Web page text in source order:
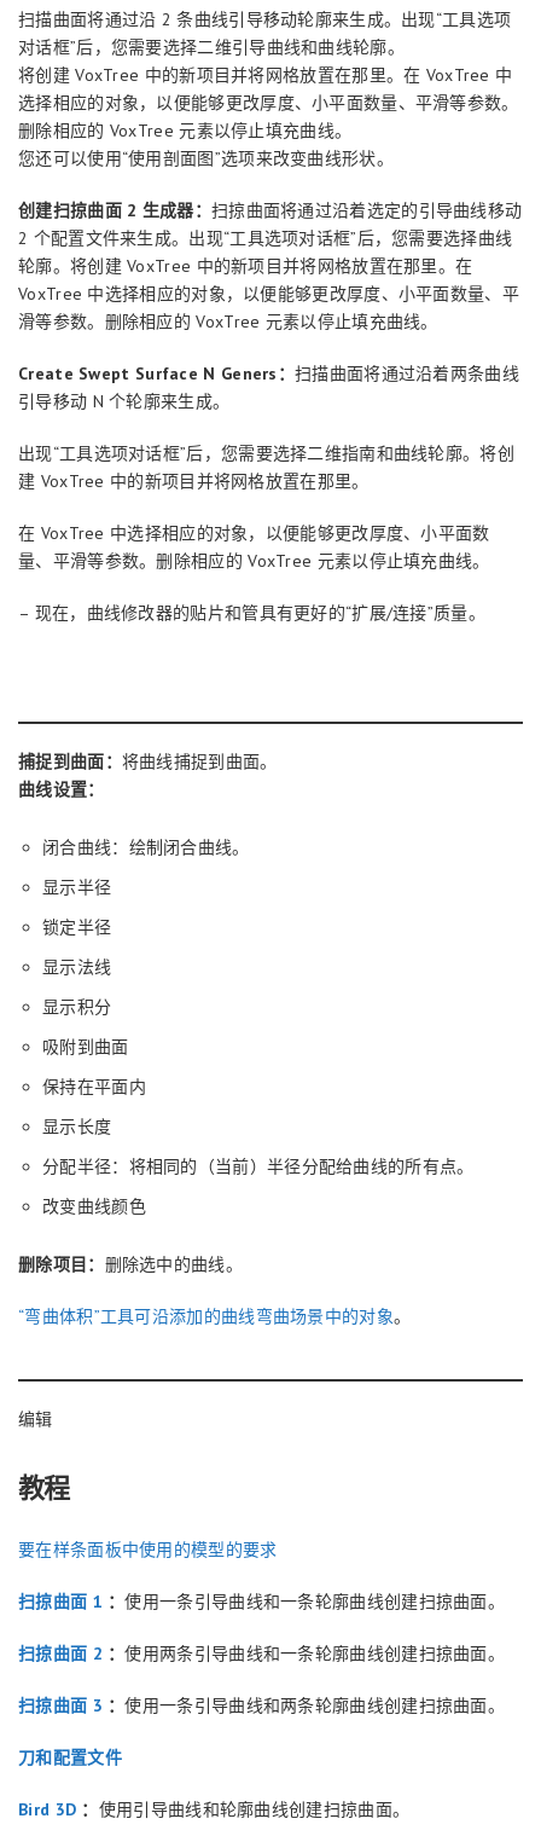
扫描曲面将通过沿 2 条曲线引导移动轮廓来生成。出现“工具选项
对话框”后，您需要选择二维引导曲线和曲线轮廓。
将创建 VoxTree 中的新项目并将网格放置在那里。在 VoxTree 中
选择相应的对象，以便能够更改厚度、小平面数量、平滑等参数。
删除相应的 VoxTree 元素以停止填充曲线。
您还可以使用“使用剖面图”选项来改变曲线形状。
创建扫掠曲面 2 生成器： 扫掠曲面将通过沿着选定的引导曲线移动
2 个配置文件来生成。出现“工具选项对话框”后，您需要选择曲线
轮廓。将创建 VoxTree 中的新项目并将网格放置在那里。在
VoxTree 中选择相应的对象，以便能够更改厚度、小平面数量、平
滑等参数。删除相应的 VoxTree 元素以停止填充曲线。
Create Swept Surface N Geners： 扫描曲面将通过沿着两条曲线
引导移动 N 个轮廓来生成。
出现“工具选项对话框”后，您需要选择二维指南和曲线轮廓。将创
建 VoxTree 中的新项目并将网格放置在那里。
在 VoxTree 中选择相应的对象，以便能够更改厚度、小平面数
量、平滑等参数。删除相应的 VoxTree 元素以停止填充曲线。
– 现在，曲线修改器的贴片和管具有更好的“扩展/连接”质量。
捕捉到曲面： 将曲线捕捉到曲面。
曲线设置：
闭合曲线：绘制闭合曲线。
显示半径
锁定半径
显示法线
显示积分
吸附到曲面
保持在平面内
显示长度
分配半径：将相同的（当前）半径分配给曲线的所有点。
改变曲线颜色
删除项目： 删除选中的曲线。
“弯曲体积”工具可沿添加的曲线弯曲场景中的对象。
编辑
教程
要在样条面板中使用的模型的要求
扫掠曲面 1 ：使用一条引导曲线和一条轮廓曲线创建扫掠曲面。
扫掠曲面 2 ：使用两条引导曲线和一条轮廓曲线创建扫掠曲面。
扫掠曲面 3 ：使用一条引导曲线和两条轮廓曲线创建扫掠曲面。
刀和配置文件
Bird 3D ： 使用引导曲线和轮廓曲线创建扫掠曲面。